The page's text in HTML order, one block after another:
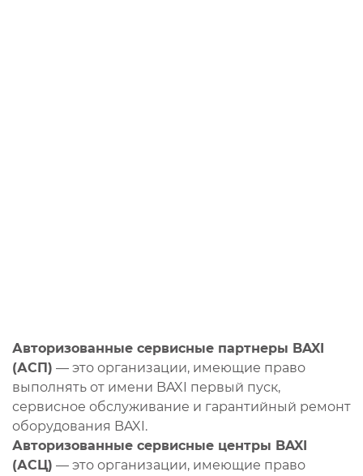
Авторизованные сервисные партнеры BAXI
(АСП) — это организации, имеющие право
выполнять от имени BAXI первый пуск,
сервисное обслуживание и гарантийный ремонт
оборудования BAXI.
Авторизованные сервисные центры BAXI
(АСЦ) — это организации, имеющие право